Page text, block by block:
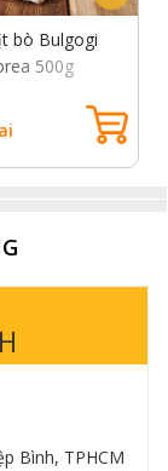
bò Bulgogi
500g
Bình, TPHCM